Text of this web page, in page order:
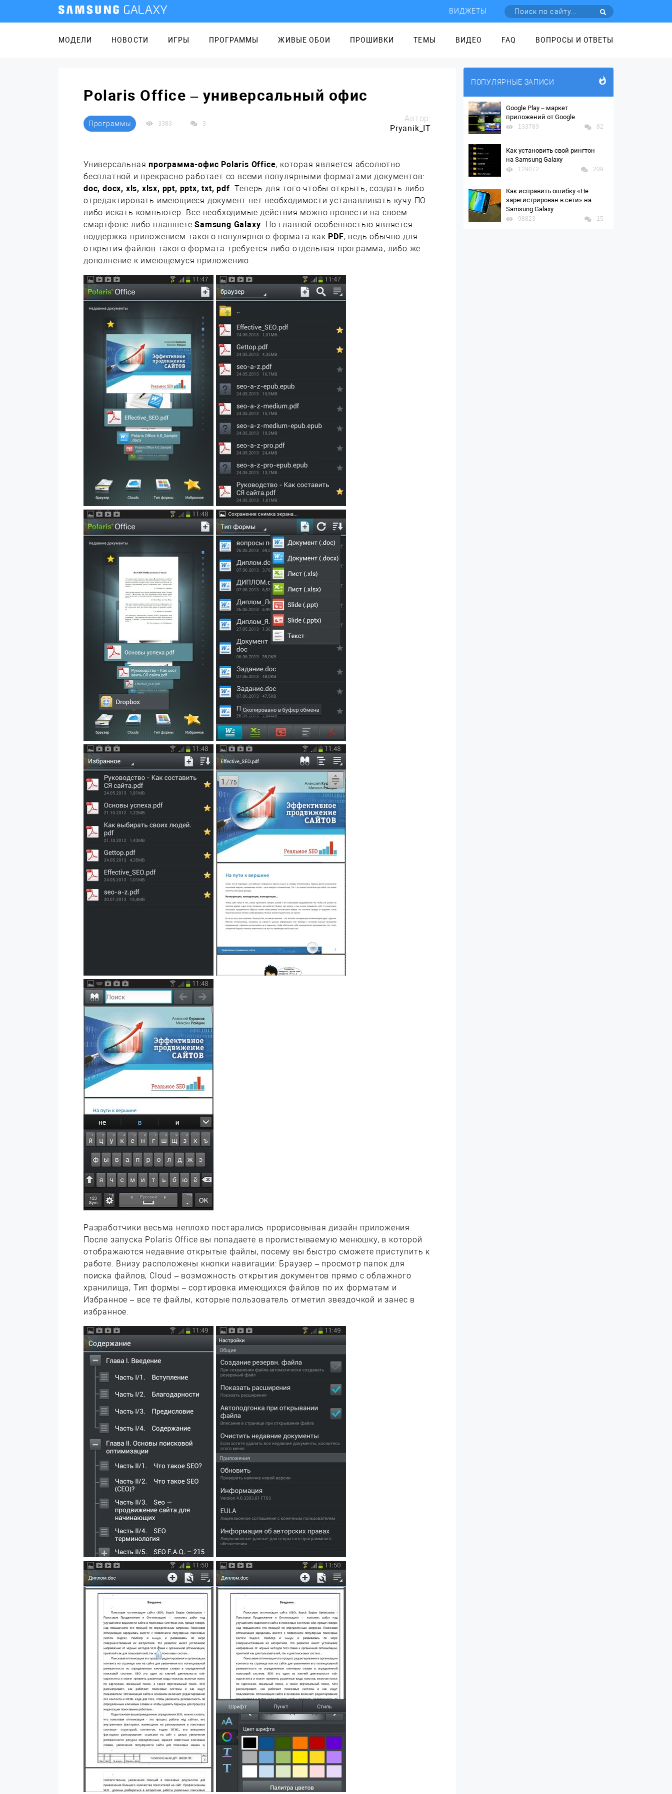
ВИДЖЕТЫ
МОДЕЛИ НОВОСТИ ИГРЫ ПРОГРАММЫ ЖИВЫЕ ОБОИ ПРОШИВКИ ТЕМЫ ВИДЕО FAQ ВОПРОСЫ И ОТВЕТЫ
Polaris Office – универсальный офис
Программы 3383 3
Автор:
Pryanik_IT
Универсальнаяпрограмма-офис Polaris Office, которая является абсолютно
бесплатной и прекрасно работает со всеми популярными форматами документов:
doc, docx, xls, xlsx, ppt, pptx, txt, pdf. Теперь для того чтобы открыть, создать либо
отредактировать имеющиеся документ нет необходимости устанавливать кучу ПО
либо искать компьютер. Все необходимые действия можно провести на своем
смартфоне либо планшетеSamsung Galaxy. Но главной особенностью является
поддержка приложением такого популярного формата как PDF, ведь обычно для
открытия файлов такого формата требуется либо отдельная программа, либо же
дополнение к имеющемуся приложению.
Разработчики весьма неплохо постарались прорисовывая дизайн приложения.
После запуска Polaris Office вы попадаете в пролистываемую менюшку, в которой
отображаются недавние открытые файлы, посему вы быстро сможете приступить к
работе. Внизу расположены кнопки навигации: Браузер – просмотр папок для
поиска файлов, Cloud – возможность открытия документов прямо с облажного
хранилища, Тип формы – сортировка имеющихся файлов по их форматам и
Избранное – все те файлы, которые пользователь отметил звездочкой и занес в
избранное.
ПОПУЛЯРНЫЕ ЗАПИСИ
Google Play – маркет
приложений от Google
133789 82
Как установить свой рингтон
на Samsung Galaxy
129072 209
Как исправить ошибку «Не
зарегистрирован в сети» на
Samsung Galaxy
98823 15